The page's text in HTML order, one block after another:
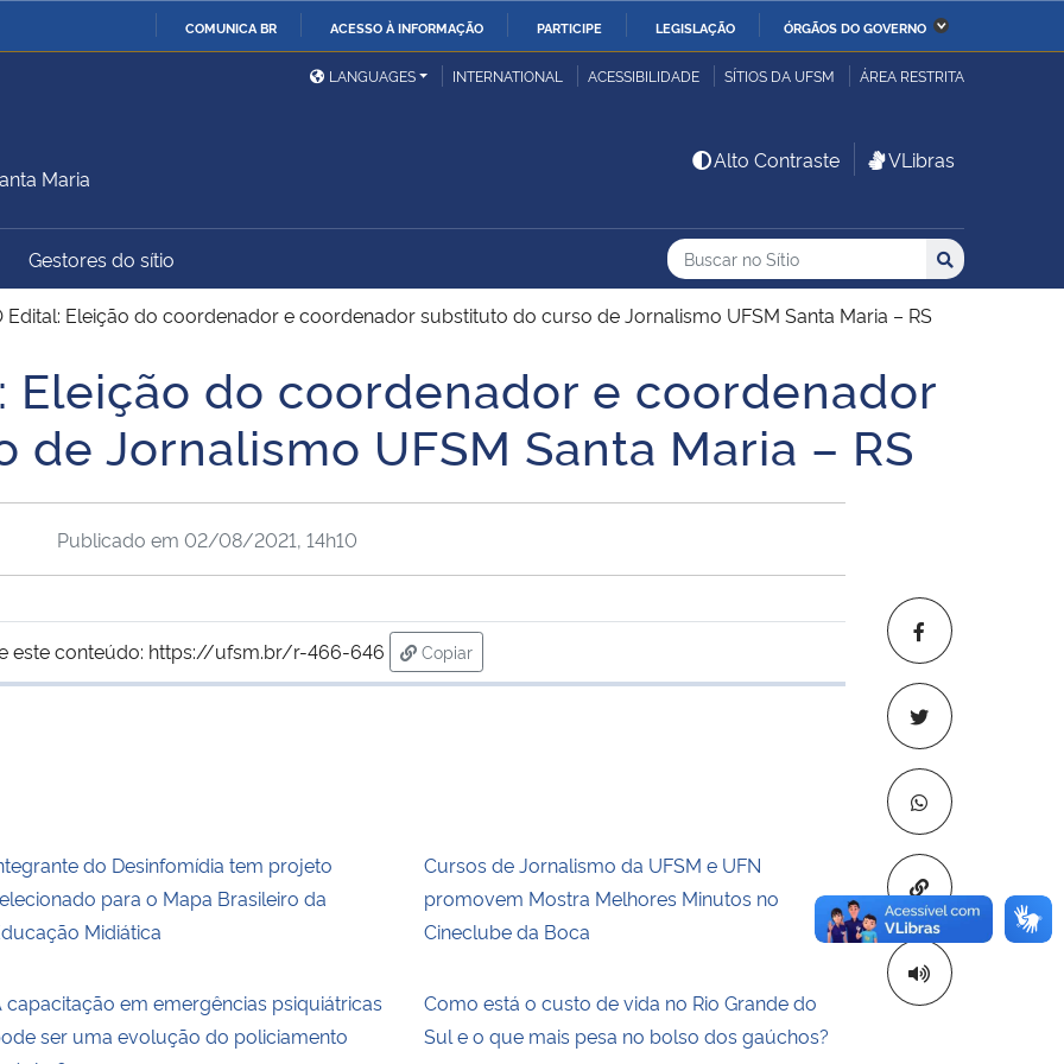
COMUNICA BR ACESSO À INFORMAÇÃO PARTICIPE LEGISLAÇÃO ÓRGÃOS DO GOVERNO
Ministério da Defesa
Ministério das Relações
Exteriores
Ministério da Economia Ministério da Infraestrutura
Ministério da Ciência,
Tecnologia, Inovações e
Ministério do
Desenvolvimento Regional
Família e dos Direitos
Advocacia-Geral da União Banco Central do Brasil Planalto
LANGUAGES INTERNATIONAL ACESSIBILIDADE SÍTIOS DA UFSM ÁREA RESTRITA
Maria
Alto Contraste VLibras
Gestores do sítio Busca
Buscar no no Sítio
Busca: Buscar
Edital: Eleição do coordenador e coordenador substituto do curso de Jornalismo UFSM Santa Maria – RS
Eleição do coordenador e coordenador
Jornalismo UFSM Santa Maria – RS
Copiar para
Publicado em 02/08/2021, 14h10
este conteúdo: https://ufsm.br/r-466-646
Copiar
para área de transferência
do Desinfomídia tem projeto
para o Mapa Brasileiro da
Midiática
Cursos de Jornalismo da UFSM e UFN
promovem Mostra Melhores Minutos no
Cineclube da Boca
capacitação em emergências psiquiátricas
ser uma evolução do policiamento
Como está o custo de vida no Rio Grande do
Sul e o que mais pesa no bolso dos gaúchos?